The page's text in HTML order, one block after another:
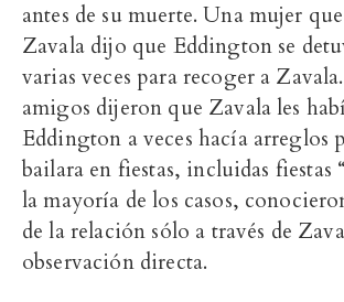
antes de su muerte. Una mujer
Zavala dijo que Eddington se
varias veces para recoger a
amigos dijeron que Zavala les
Eddington a veces hacía arreglos
bailara en fiestas, incluidas fiestas
la mayoría de los casos,
de la relación sólo a través de
observación directa.